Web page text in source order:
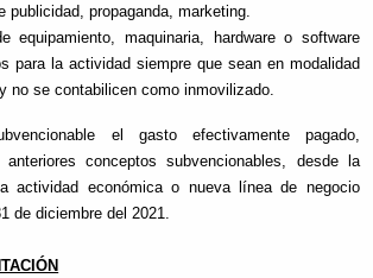
publicidad, propaganda, marketing.
equipamiento, maquinaria, hardware o software
para la actividad siempre que sean en modalidad
no se contabilicen como inmovilizado.
el gasto efectivamente pagado,
conceptos subvencionables, desde la
actividad económica o nueva línea de negocio
de diciembre del 2021.